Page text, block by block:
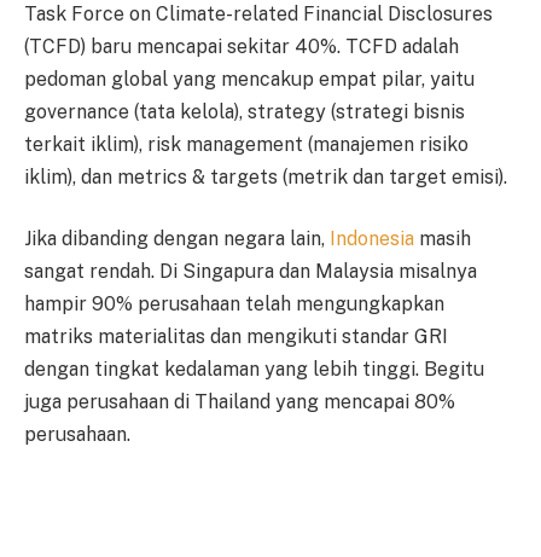
Task Force on Climate-related Financial Disclosures
(TCFD) baru mencapai sekitar 40%. TCFD adalah
pedoman global yang mencakup empat pilar, yaitu
governance (tata kelola), strategy (strategi bisnis
terkait iklim), risk management (manajemen risiko
iklim), dan metrics & targets (metrik dan target emisi).
Jika dibanding dengan negara lain, Indonesia masih
sangat rendah. Di Singapura dan Malaysia misalnya
hampir 90% perusahaan telah mengungkapkan
matriks materialitas dan mengikuti standar GRI
dengan tingkat kedalaman yang lebih tinggi. Begitu
juga perusahaan di Thailand yang mencapai 80%
perusahaan.